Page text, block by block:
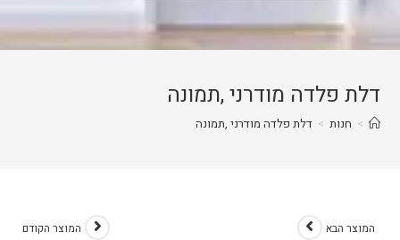
דלת פלדה מודרני ,תמונה
> חנות > דלת פלדה מודרני ,תמונה
המוצר הקודם המוצר הבא